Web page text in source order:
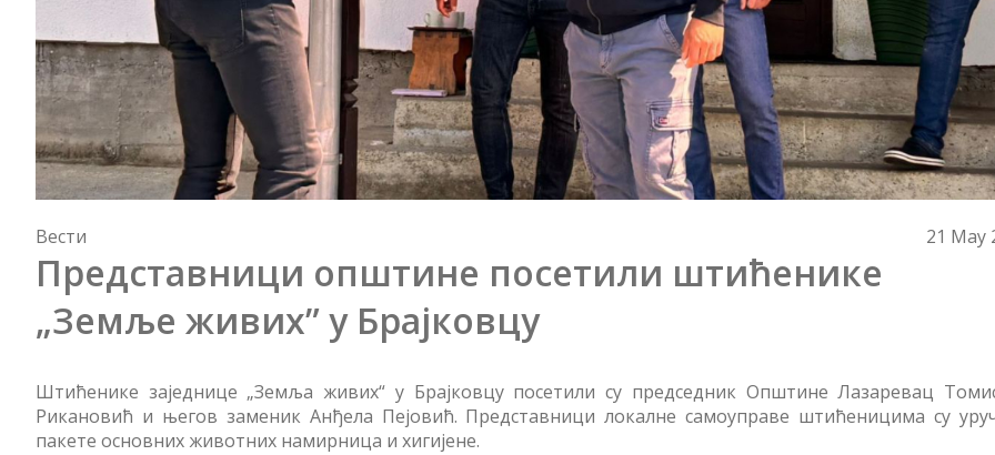
Вести 21 May
Представници општине посетили штићенике
„Земље живих” у Брајковцу
Штићенике заједнице „Земља живих“ у Брајковцу посетили су председник Општине Лазаревац
Рикановић и његов заменик Анђела Пејовић. Представници локалне самоуправе штићеницима су
пакете основних животних намирница и хигијене.